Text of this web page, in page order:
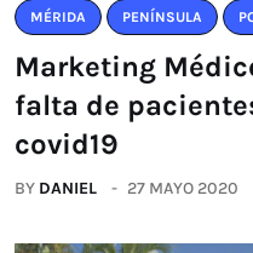
MÉRIDA PENÍNSULA
Marketing
falta de
covid19
BY DANIEL 27 MAYO 2020